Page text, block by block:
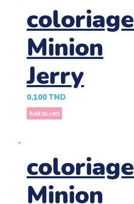
coloriage
Minion
Jerry
0,100 TND
Add to cart
coloriage
Minion